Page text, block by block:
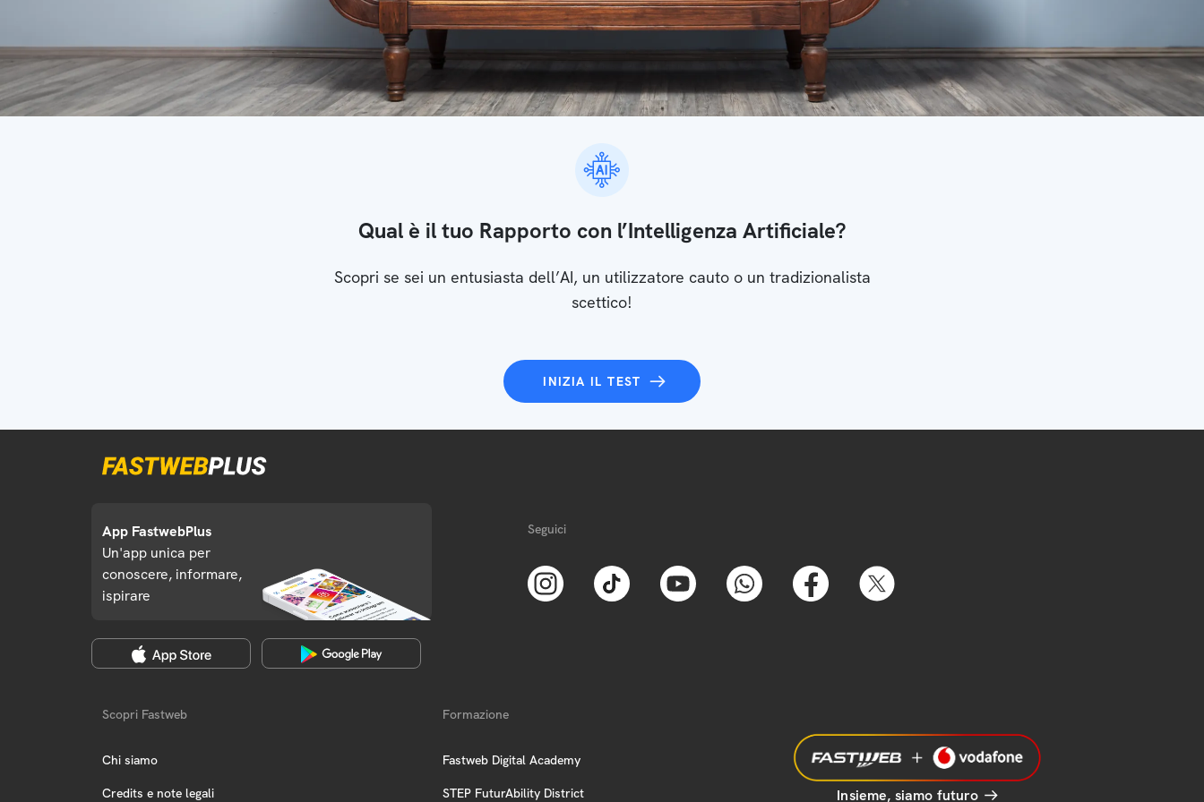
Qual è il tuo Rapporto con l’Intelligenza Artificiale?
Scopri se sei un entusiasta dell’AI, un utilizzatore cauto o un tradizionalista
scettico!
INIZIA IL TEST
App FastwebPlus
Un'app unica per
conoscere, informare,
ispirare
Seguici
Scopri Fastweb
Chi siamo
Credits e note legali
Formazione
Fastweb Digital Academy
STEP FuturAbility District Insieme, siamo futuro